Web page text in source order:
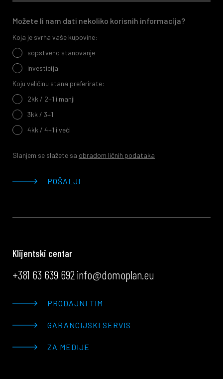
Možete li nam dati nekoliko korisnih informacija?
Koja je svrha vaše kupovine:
sopstveno stanovanje
investicija
Koju veličinu stana preferirate:
2kk / 2+1 i manji
3kk / 3+1
4kk / 4+1 i veći
Slanjem se slažete sa obradom ličnih podataka
POŠALJI
Klijentski centar
+381 63 639 692 info@domoplan.eu
PRODAJNI TIM
GARANCIJSKI SERVIS
ZA MEDIJE